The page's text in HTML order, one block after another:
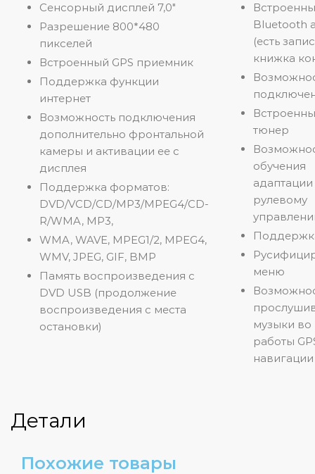
Сенсорный дисплей 7,0″
Разрешение 800*480
пикселей
Встроенный GPS приемник
Поддержка функции
интернет
Возможность подключения
дополнительно фронтальной
камеры и активации ее с
дисплея
Поддержка форматов:
DVD/VCD/CD/MP3/MPEG4/CD-
R/WMA, MP3,
WMA, WAVE, MPEG1/2, MPEG4,
WMV, JPEG, GIF, BMP
Память воспроизведения с
DVD USB (продолжение
воспроизведения с места
остановки)
Bluetooth
(есть
книжка
тюнер
обучения
адаптации
рулевому
меню
музыки
работы
навигации
Детали
Похожие товары